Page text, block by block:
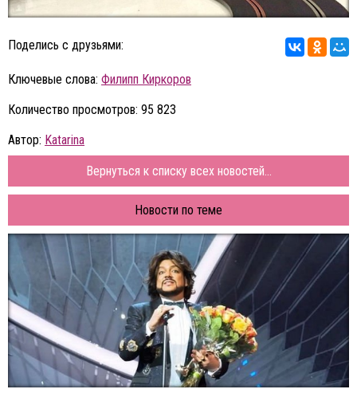
Поделись с друзьями:
Ключевые слова: Филипп Киркоров
Количество просмотров: 95 823
Автор: Katarina
Вернуться к списку всех новостей...
Новости по теме